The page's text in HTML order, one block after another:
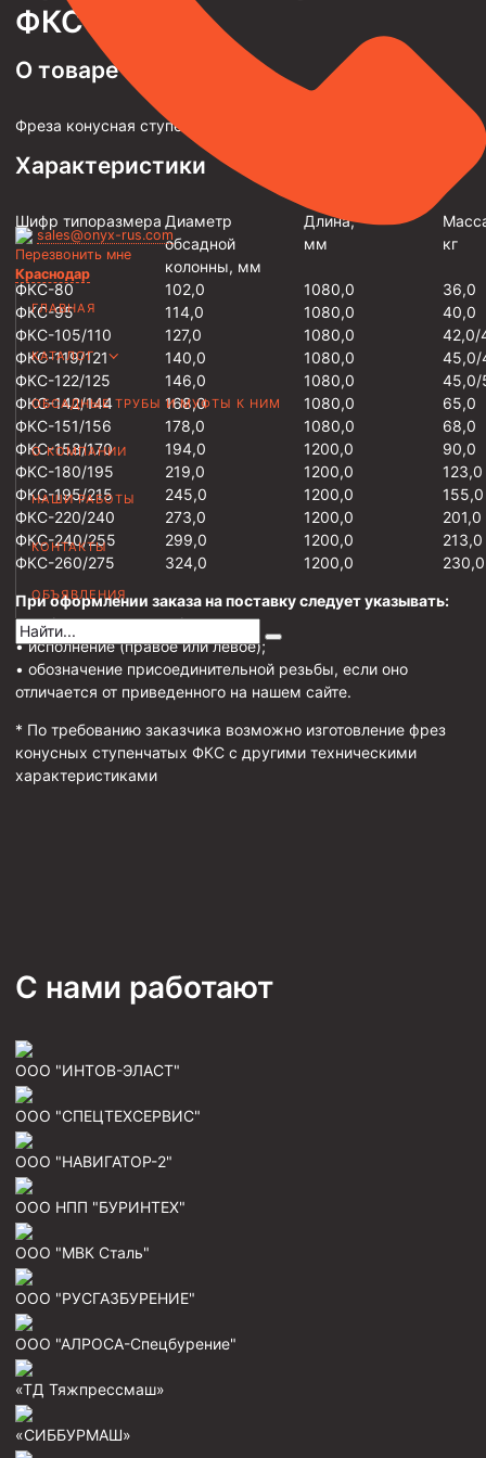
sales@onyx-rus.com
Перезвонить мне
Краснодар
ГЛАВНАЯ
КАТАЛОГ
ОБСАДНЫЕ ТРУБЫ И МУФТЫ К НИМ
О КОМПАНИИ
НАШИ РАБОТЫ
КОНТАКТЫ
ОБЪЯВЛЕНИЯ
Трубы НКТ ТУ 14-3Р-138-2014
Трубы НКТ ТУ 14-3Р-121-2011
Трубы НКТ ТУ 14-161-232-2008
Трубы НКТ ТУ 39-0147016-97-99
Трубы НКТ ТУ 14-3-1534-87
Трубы НКТ ТУ 14-161-237-2018
Трубы НКТ ТУ 14-161-237-2018
Трубы НКТ ГОСТ 633-80
Муфты для насосно-компрессорных труб
Муфта НКТ 114
Муфта НКТ 102
Муфта НКТ 89
Муфта НКТ 73
Муфта НКВ 73
Муфта НКВ 60
Муфта НКТ 60
Муфта НКВ 89
Муфта НКТ 48
Муфта НКТ 33
Обсадные трубы и муфты к ним
ГОСТ 31446-2017
Муфта ОТТМ 146
Муфта БТС 245
Муфта БТС 178
Муфта БТС 168
Муфта ОТТМ 245
Муфта ОТТМ 324
Муфта ОТТГ 168
ФКС
О товаре
Фреза конусная ступенчатая ФКС
Характеристики
Шифр типоразмера Диаметр
обсадной
колонны, мм
Длина,
мм
кг
ФКС-80 102,0 1080,0
36,0
ФКС-95
114,0 1080,0
40,0
ФКС-105/110
127,0 1080,0
42,0/
ФКС-119/121
140,0 1080,0
45,0/
ФКС-122/125
146,0 1080,0
45,0/
ФКС-142/144
168,0 1080,0
65,0
ФКС-151/156
178,0 1080,0
68,0
ФКС-158/170
194,0 1200,0
90,0
ФКС-180/195
219,0 1200,0
123,0
ФКС-195/215
245,0 1200,0
155,0
ФКС-220/240
273,0 1200,0
201,0
ФКС-240/255
299,0 1200,0
213,0
ФКС-260/275
324,0 1200,0 230,0
При оформлении заказа на поставку следует указывать:
• шифр типоразмера фрезера;
• исполнение (правое или левое);
• обозначение присоединительной резьбы, если оно
отличается от приведенного на нашем сайте.
* По требованию заказчика возможно изготовление фрез
конусных ступенчатых ФКС с другими техническими
характеристиками
С нами работают
ООО "ИНТОВ-ЭЛАСТ"
ООО "СПЕЦТЕХСЕРВИС"
ООО "НАВИГАТОР-2"
ООО НПП "БУРИНТЕХ"
ООО "МВК Сталь"
ООО "РУСГАЗБУРЕНИЕ"
ООО "АЛРОСА-Спецбурение"
«ТД Тяжпрессмаш»
«СИББУРМАШ»